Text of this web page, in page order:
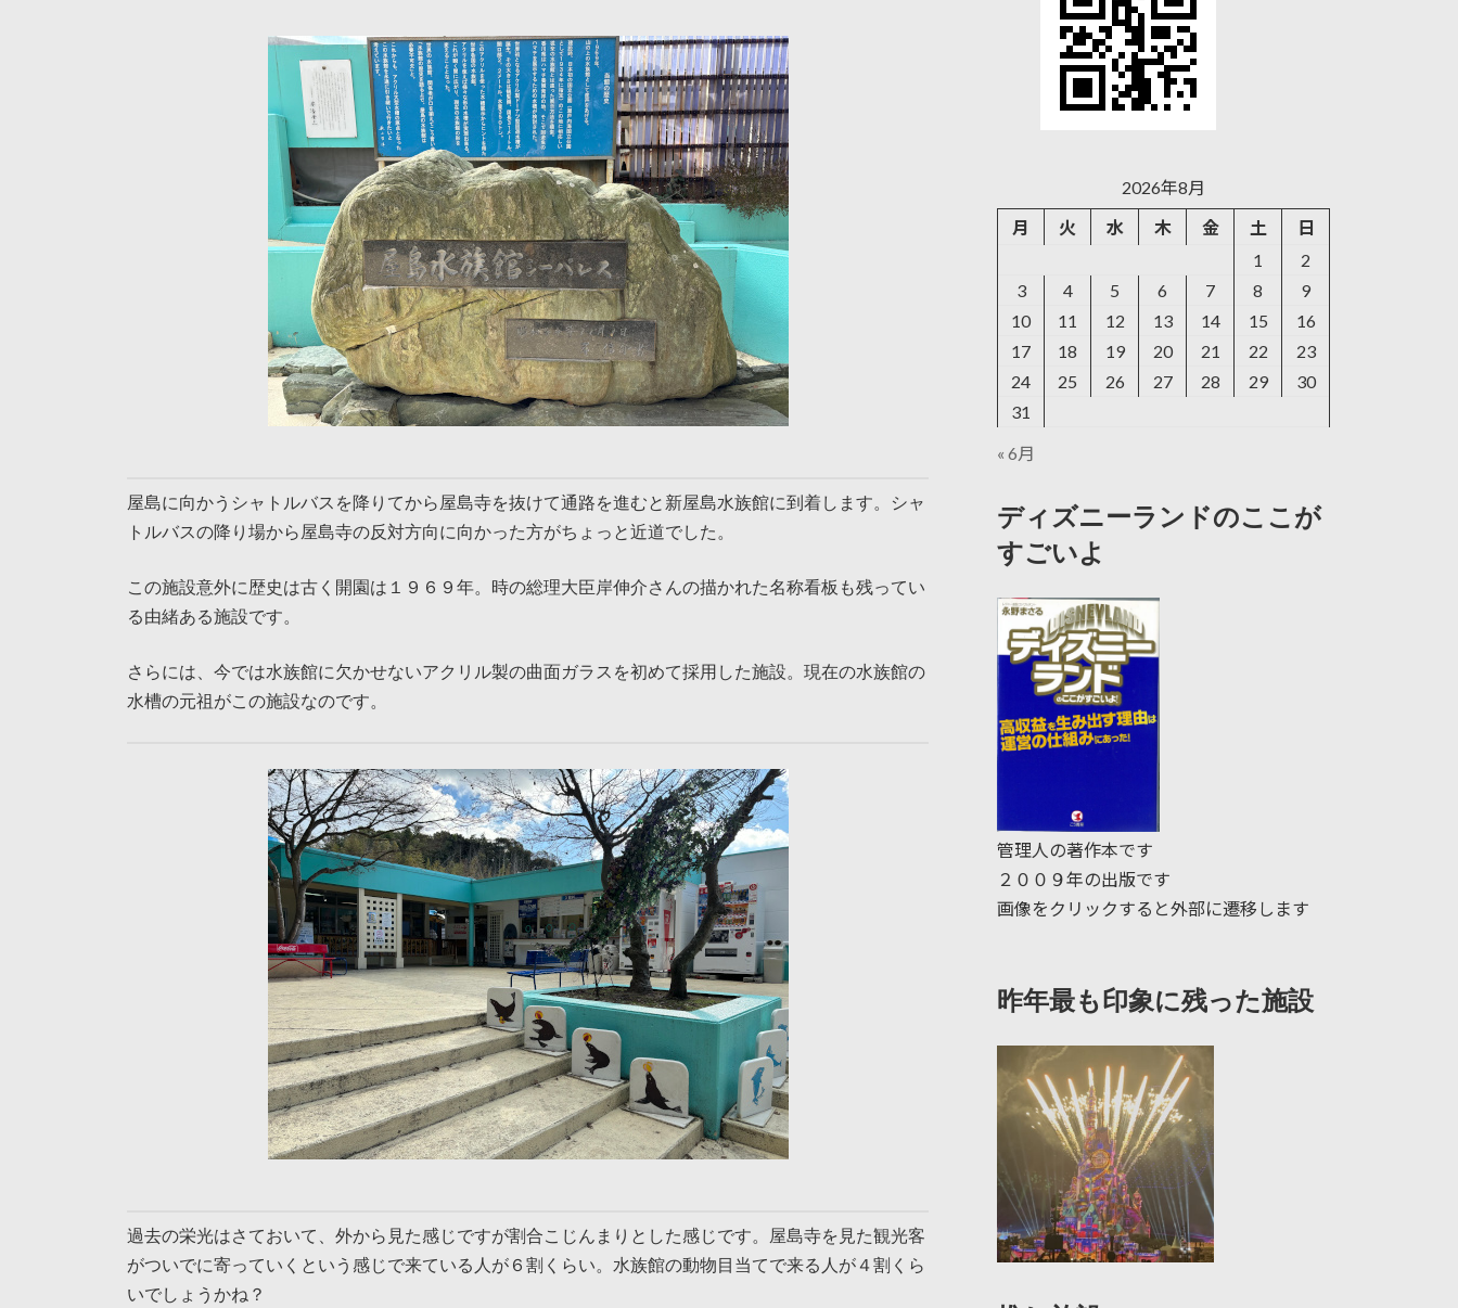
屋島に向かうシャトルバスを降りてから屋島寺を抜けて通路を進むと新屋島水族館に到着します。シャ
トルバスの降り場から屋島寺の反対方向に向かった方がちょっと近道でした。
この施設意外に歴史は古く開園は１９６９年。時の総理大臣岸伸介さんの描かれた名称看板も残ってい
る由緒ある施設です。
さらには、今では水族館に欠かせないアクリル製の曲面ガラスを初めて採用した施設。現在の水族館の
水槽の元祖がこの施設なのです。
過去の栄光はさておいて、外から見た感じですが割合こじんまりとした感じです。屋島寺を見た観光客
がついでに寄っていくという感じで来ている人が６割くらい。水族館の動物目当てで来る人が４割くら
いでしょうかね？
2026年8月
月
火 水 木 金 土
日
1
2
3
4 5 6 7 8
9
10
11 12 13 14 15
16
17
18 19 20 21 22
23
24
25 26 27 28 29
30
31
« 6月
ディズニーランドのここが
すごいよ
管理人の著作本です
２００９年の出版です
画像をクリックすると外部に遷移します
昨年最も印象に残った施設